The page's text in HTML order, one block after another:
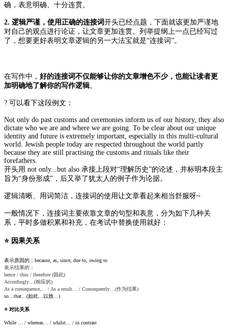
确，表意明确、十分连贯。
2. 逻辑严谨，使用正确的连接词开头已经点题，下面就该更加严谨地
对自己的观点进行论证，让文章更加连贯。 列举提纲上一点已经写过
了，想要更好表明文章逻辑的另一大法宝就是“连接词”。
在写作中， 好的连接词不仅能够让你的文章增色不少，也能让读者更
加明确地了解你的写作逻辑。
? 可以看下这段例文：
Not only do past customs and ceremonies inform us of our history, they also
dictate who we are and where we are going. To be clear about our unique
identity and future is extremely important, especially in this multi-cultural
world. Jewish people today are respected throughout the world partly
because they are still practising the customs and rituals like their
forefathers.
开头用 not only...but also 承接上段对“理解历史”的论述，并标明本段主
旨为“身份形成”，后又举了犹太人的例子作为论据。
逻辑清晰、用词简洁，连接词的使用让文章看起来相当舒服呀~
一般情况下，连接词主要依靠文章的句型和表意，分为如下几种关
系，平时多做积累和补充，在考试中替换使用就好：
⭐️ 因果关系
表示原因的： because, as, since, due to, owing to
表示结果的：
hence / thus / therefore (因此)
Accordingly…(相应的)
As a consequence,… / As a result… / Consequently…(作为结果)
so…that…(如此…以致…)
⭐️ 对比关系
While … / whereas… / whilst… / in contrast